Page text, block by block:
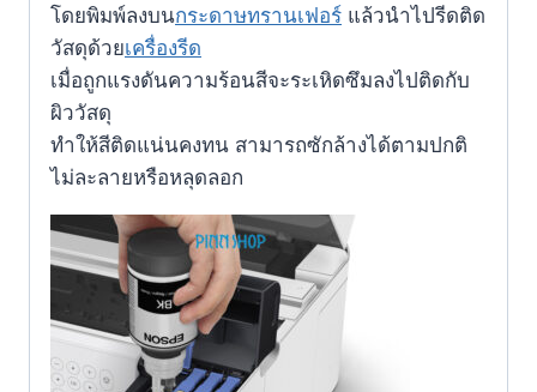
โดยพิมพ์ลงบนกระดาษทรานเฟอร์ แล้วนำไปรีดติด
วัสดุด้วยเครื่องรีด
เมื่อถูกแรงดันความร้อนสีจะระเหิดซึมลงไปติดกับ
ผิววัสดุ
ทำให้สีติดแน่นคงทน สามารถซักล้างได้ตามปกติ
ไม่ละลายหรือหลุดลอก